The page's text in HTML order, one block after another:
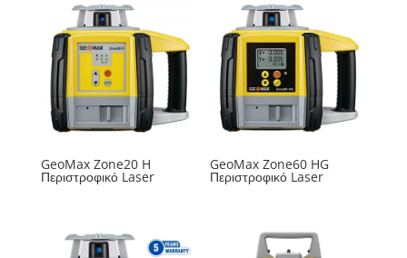
GeoMax Zone20 H
Περιστροφικό Laser
GeoMax Zone60 HG
Περιστροφικό Laser